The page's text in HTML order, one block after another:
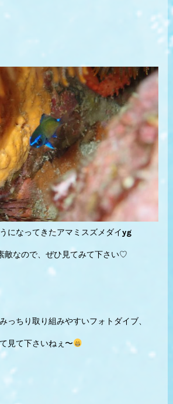
になってきたアマミスズメダイyg
敵なので、ぜひ見てみて下さい♡
っちり取り組みやすいフォトダイブ、
見て下さいねぇ〜